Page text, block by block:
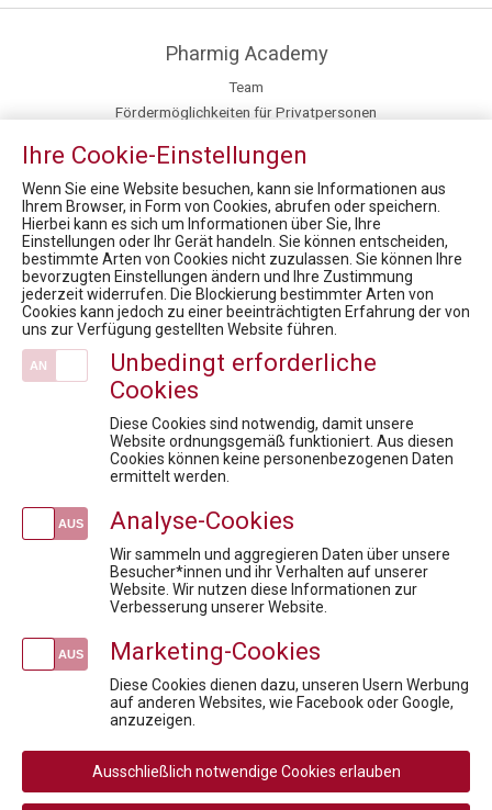
Pharmig Academy
Team
Fördermöglichkeiten für Privatpersonen
Kontakt / Anfahrt
Fachexpert:innen
News
8. Rare Diseases Dialog: Seltene Erkrankungen werden erwachsen. Transition und die Suche nach verschollenen Patienten
Datenschutz in der Pharmaindustrie:
Parallelhandel mit Arzneimitteln in Österreich und in der EU
Newsletteranmeldung
Media
Rechtliche
Navigation
AGB
AGB Privatperson
Rücktritt / Widerruf
Datenschutz
Ihre Cookie-Einstellungen
Wenn Sie eine Website besuchen, kann sie Informationen aus
Ihrem Browser, in Form von Cookies, abrufen oder speichern.
Hierbei kann es sich um Informationen über Sie, Ihre
Einstellungen oder Ihr Gerät handeln. Sie können entscheiden,
bestimmte Arten von Cookies nicht zuzulassen. Sie können Ihre
bevorzugten Einstellungen ändern und Ihre Zustimmung
jederzeit widerrufen. Die Blockierung bestimmter Arten von
Cookies kann jedoch zu einer beeinträchtigten Erfahrung der von
uns zur Verfügung gestellten Website führen.
Unbedingt erforderliche
Cookies
Diese Cookies sind notwendig, damit unsere
Website ordnungsgemäß funktioniert. Aus diesen
Cookies können keine personenbezogenen Daten
ermittelt werden.
Analyse-Cookies
Wir sammeln und aggregieren Daten über unsere
Besucher*innen und ihr Verhalten auf unserer
Website. Wir nutzen diese Informationen zur
Verbesserung unserer Website.
Marketing-Cookies
Diese Cookies dienen dazu, unseren Usern Werbung
auf anderen Websites, wie Facebook oder Google,
anzuzeigen.
Ausschließlich notwendige Cookies erlauben